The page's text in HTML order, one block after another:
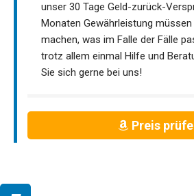
unser 30 Tage Geld-zurück-
Monaten Gewährleistung
machen, was im Falle der Fälle
trotz allem einmal Hilfe und
Sie sich gerne bei uns!
Preis